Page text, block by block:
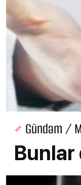
Gündəm /
Bunlar